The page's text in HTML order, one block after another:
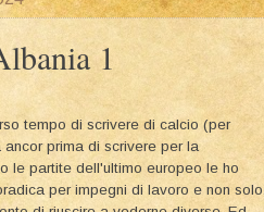
1
tempo di scrivere di calcio (per
prima di scrivere per la
le partite dell'ultimo europeo le ho
per impegni di lavoro e non